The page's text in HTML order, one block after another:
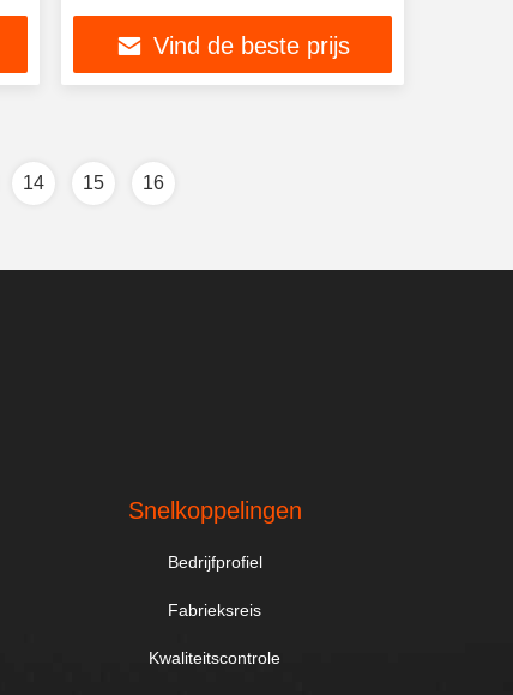
Vind de beste prijs
14 15 16
Snelkoppelingen
Bedrijfprofiel
Fabrieksreis
Kwaliteitscontrole